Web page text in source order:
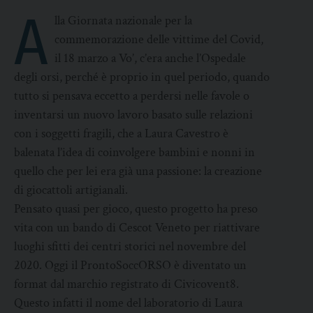
A lla Giornata nazionale per la
commemorazione delle vittime del Covid,
il 18 marzo a Vo’, c’era anche l’Ospedale
degli orsi, perché è proprio in quel periodo, quando
tutto si pensava eccetto a perdersi nelle favole o
inventarsi un nuovo lavoro basato sulle relazioni
con i soggetti fragili, che a Laura Cavestro è
balenata l’idea di coinvolgere bambini e nonni in
quello che per lei era già una passione: la creazione
di giocattoli artigianali.
Pensato quasi per gioco, questo progetto ha preso
vita con un bando di Cescot Veneto per riattivare
luoghi sfitti dei centri storici nel novembre del
2020. Oggi il ProntoSoccORSO è diventato un
format dal marchio registrato di Civicovent8.
Questo infatti il nome del laboratorio di Laura